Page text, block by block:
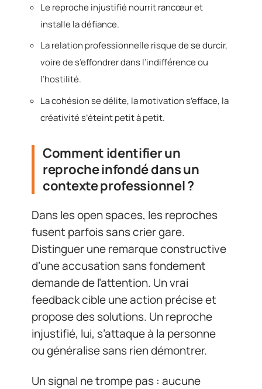
Le reproche injustifié nourrit rancœur et
installe la défiance.
La relation professionnelle risque de se durcir,
voire de s’effondrer dans l’indifférence ou
l’hostilité.
La cohésion se délite, la motivation s’efface, la
créativité s’éteint petit à petit.
Comment identifier un
reproche infondé dans un
contexte professionnel ?
Dans les open spaces, les reproches
fusent parfois sans crier gare.
Distinguer une remarque constructive
d’une accusation sans fondement
demande de l’attention. Un vrai
feedback cible une action précise et
propose des solutions. Un reproche
injustifié, lui, s’attaque à la personne
ou généralise sans rien démontrer.
Un signal ne trompe pas : aucune